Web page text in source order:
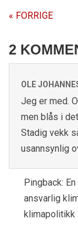
« FORRIGE
2
OLE
Jeg er med.
men blås i
Stadig vekk
usannsynlig
Pingback:
ansvarlig
klimapolitikk